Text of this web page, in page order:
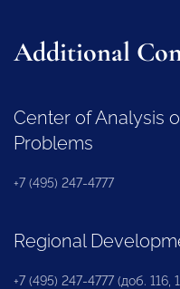
Additional
Center of Analysis
Problems
+7 (495) 247-4777
Regional
+7 (495) 247-4777 (доб. 116,